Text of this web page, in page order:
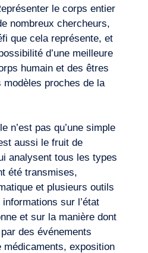
le corps entier
nombreux chercheurs,
que cela représente, et
d’une meilleure
humain et des êtres
proches de la
n’est pas qu’une simple
aussi le fruit de
analysent tous les types
été transmises,
et plusieurs outils
sur l’état
et sur la manière dont
des événements
exposition